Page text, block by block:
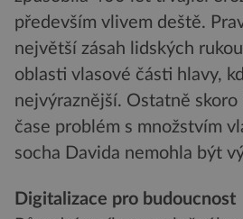
především vlivem deště.
největší zásah lidských
oblasti vlasové části hlavy,
nejvýraznější. Ostatně skoro
čase problém s množstvím
socha Davida nemohla být
Digitalizace pro budoucnost